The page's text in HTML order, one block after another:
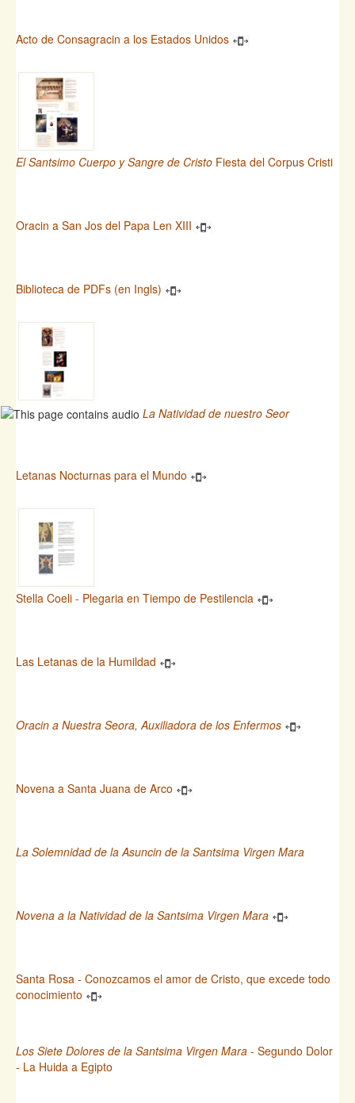
Acto de Consagracin a los Estados Unidos
El Santsimo Cuerpo y Sangre de Cristo Fiesta del Corpus Cristi
Oracin a San Jos del Papa Len XIII
Biblioteca de PDFs (en Ingls)
La Natividad de nuestro Seor
Letanas Nocturnas para el Mundo
Stella Coeli - Plegaria en Tiempo de Pestilencia
Las Letanas de la Humildad
Oracin a Nuestra Seora, Auxiliadora de los Enfermos
Novena a Santa Juana de Arco
La Solemnidad de la Asuncin de la Santsima Virgen Mara
Novena a la Natividad de la Santsima Virgen Mara
Santa Rosa - Conozcamos el amor de Cristo, que excede todo
conocimiento
Los Siete Dolores de la Santsima Virgen Mara - Segundo Dolor
- La Huida a Egipto